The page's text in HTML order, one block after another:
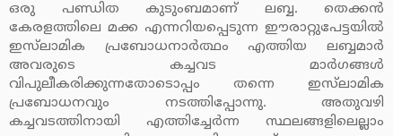
ഒരു പണ്ഡിത കുടുംബമാണ് ലബ്ബ. തെക്കന്‍
കേരളത്തിലെ മക്ക എന്നറിയപ്പെടുന്ന ഈരാറ്റുപേട്ടയില്‍
ഇസ്‌ലാമിക പ്രബോധനാര്‍ത്ഥം എത്തിയ ലബ്ബമാര്‍
അവരുടെ കച്ചവട മാര്‍ഗങ്ങള്‍
വിപുലീകരിക്കുന്നതോടൊപ്പം തന്നെ ഇസ്‌ലാമിക
പ്രബോധനവും നടത്തിപ്പോന്നു. അതുവഴി
കച്ചവടത്തിനായി എത്തിച്ചേര്‍ന്ന സ്ഥലങ്ങളിലെല്ലാം